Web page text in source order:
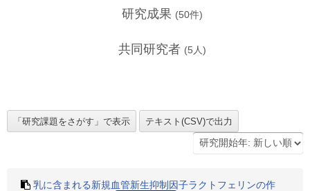
研究成果 (50件)
共同研究者 (5 人)
乳に含まれる新規血管新生抑制因子ラクトフェリンの作